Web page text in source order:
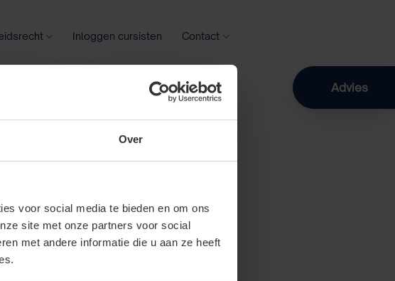
Over
voor social media te bieden en om ons
site met onze partners voor social
met andere informatie die u aan ze heeft
Inloggen cursisten Contact
Zoeken Advies